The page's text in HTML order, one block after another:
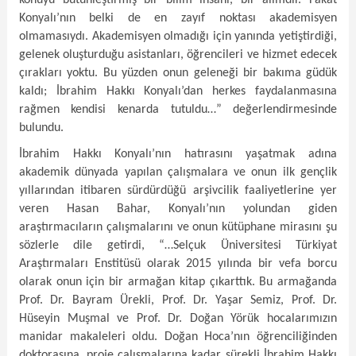
Konyalı’nın belki de en zayıf noktası akademisyen
olmamasıydı. Akademisyen olmadığı için yanında yetiştirdiği,
gelenek oluşturduğu asistanları, öğrencileri ve hizmet edecek
çırakları yoktu. Bu yüzden onun geleneği bir bakıma güdük
kaldı; İbrahim Hakkı Konyalı’dan herkes faydalanmasına
rağmen kendisi kenarda tutuldu…” değerlendirmesinde
bulundu.
İbrahim Hakkı Konyalı’nın hatırasını yaşatmak adına
akademik dünyada yapılan çalışmalara ve onun ilk gençlik
yıllarından itibaren sürdürdüğü arşivcilik faaliyetlerine yer
veren Hasan Bahar, Konyalı’nın yolundan giden
araştırmacıların çalışmalarını ve onun kütüphane mirasını şu
sözlerle dile getirdi, “…Selçuk Üniversitesi Türkiyat
Araştırmaları Enstitüsü olarak 2015 yılında bir vefa borcu
olarak onun için bir armağan kitap çıkarttık. Bu armağanda
Prof. Dr. Bayram Ürekli, Prof. Dr. Yaşar Semiz, Prof. Dr.
Hüseyin Muşmal ve Prof. Dr. Doğan Yörük hocalarımızın
manidar makaleleri oldu. Doğan Hoca’nın öğrenciliğinden